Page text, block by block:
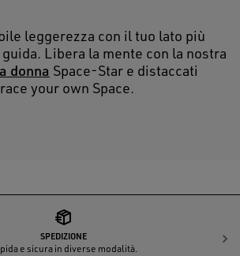
leggerezza con il tuo lato più
Libera la mente con la nostra
donna Space-Star e distaccati
your own Space.
SPEDIZIONE
e sicura in diverse modalità.